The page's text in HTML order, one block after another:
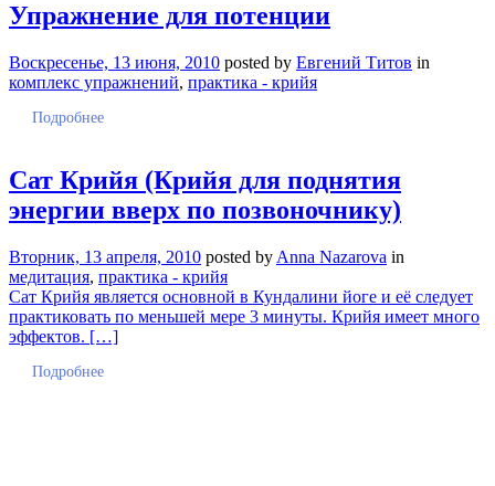
Упражнение для потенции
Воскресенье, 13 июня, 2010 posted by Евгений Титов in
комплекс упражнений, практика - крийя
Подробнее
Сат Крийя (Крийя для поднятия
энергии вверх по позвоночнику)
Вторник, 13 апреля, 2010 posted by Anna Nazarova in
медитация, практика - крийя
Сат Крийя является основной в Кундалини йоге и её следует
практиковать по меньшей мере 3 минуты. Крийя имеет много
эффектов. […]
Подробнее